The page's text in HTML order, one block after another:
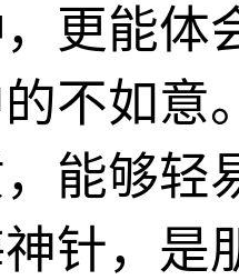
更能体
不如意
能够轻
针，是